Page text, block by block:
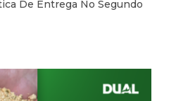
De Entrega No Segundo